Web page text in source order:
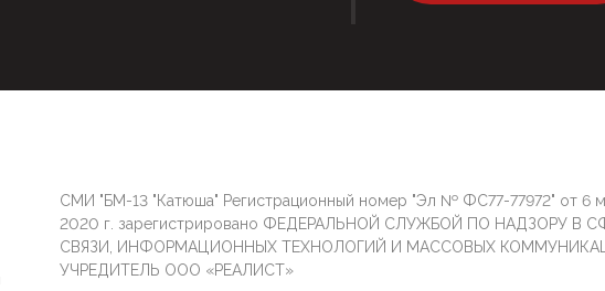
СМИ "БМ-13 "Катюша" Регистрационный номер "Эл № ФС77-77972" от 6
2020 г. зарегистрировано ФЕДЕРАЛЬНОЙ СЛУЖБОЙ ПО НАДЗОРУ В
СВЯЗИ, ИНФОРМАЦИОННЫХ ТЕХНОЛОГИЙ И МАССОВЫХ
УЧРЕДИТЕЛЬ ООО «РЕАЛИСТ»